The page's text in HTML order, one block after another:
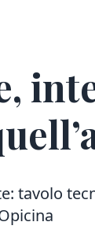
tavolo